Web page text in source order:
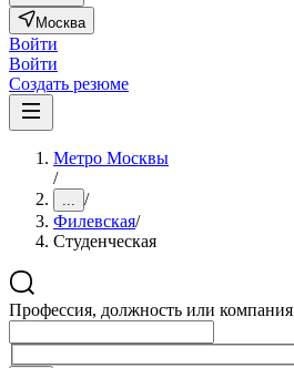
Москва
Войти
Войти
Создать резюме
Метро Москвы
/
... /
Филевская/
Студенческая
Профессия, должность или компания